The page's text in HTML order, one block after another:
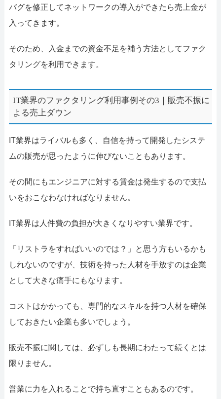
バグを修正してネットワークの導入ができたら売上金が
入ってきます。
そのため、入金までの資金不足を補う方法としてファク
タリングを利用できます。
IT業界のファクタリング利用事例その3｜販売不振に
よる売上ダウン
IT業界はライバルも多く、自信を持って開発したシステ
ムの販売が思ったように伸びないこともあります。
その間にもエンジニアに対する賃金は発生するので支払
いをおこなわなければなりません。
IT業界は人件費の負担が大きくなりやすい業界です。
「リストラをすればいいのでは？」と思う方もいるかも
しれないのですが、技術を持った人材を手放すのは企業
として大きな痛手にもなります。
コストはかかっても、専門的なスキルを持つ人材を確保
しておきたい企業も多いでしょう。
販売不振に関しては、必ずしも長期にわたって続くとは
限りません。
営業に力を入れることで持ち直すこともあるのです。